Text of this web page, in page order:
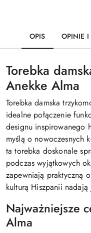
OPIS OPINIE
Torebka
Anekke Alma
Torebka damska
idealne połączenie
designu inspirowanego
myślą o nowoczesnych
ta torebka doskonale
podczas wyjątkowych
zapewniają praktyczną
kulturą Hiszpanii
Najważniejsze
Alma